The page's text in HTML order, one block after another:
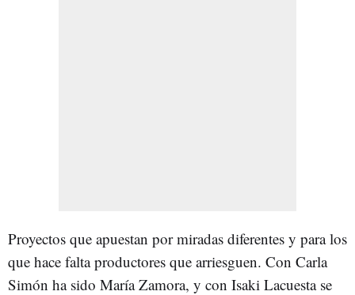
Proyectos que apuestan por miradas diferentes y para los
que hace falta productores que arriesguen. Con Carla
Simón ha sido María Zamora, y con Isaki Lacuesta se